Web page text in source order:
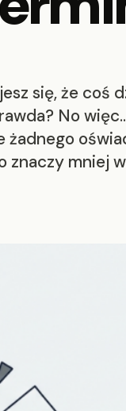
się, że coś
No
żadnego
mniej